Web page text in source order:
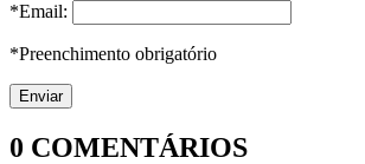
*Email:
*Preenchimento obrigatório
0 COMENTÁRIOS